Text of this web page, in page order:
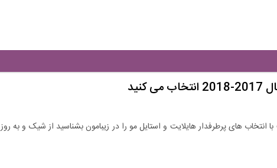
های پرطرفدار هایلایت و استایل مو را در زیبامون بشناسید از شیک و به روز